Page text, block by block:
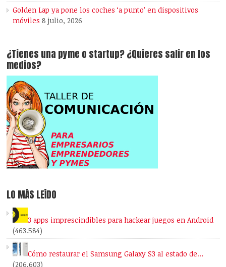
Golden Lap ya pone los coches ‘a punto’ en dispositivos
móviles 8 julio, 2026
¿Tienes una pyme o startup? ¿Quieres salir en los
medios?
LO MÁS LEÍDO
3 apps imprescindibles para hackear juegos en Android
(463.584)
Cómo restaurar el Samsung Galaxy S3 al estado de…
(206.603)